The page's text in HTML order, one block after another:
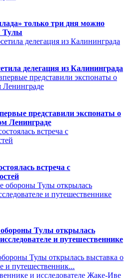
только три дня можно
Тулы
делегация из Калининграда
представили экспонаты о
Ленинграде
встреча с
Тулы открылась
и путешественнике
Тулы открылась выставка о
и путешественник...